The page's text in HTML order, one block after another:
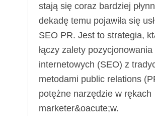
stają się coraz bardziej
dekadę temu pojawiła się
SEO PR. Jest to strategia,
łączy zalety pozycjonowania
internetowych (SEO) z
metodami public relations
potężne narzędzie w rękach
marketer&oacute;w.